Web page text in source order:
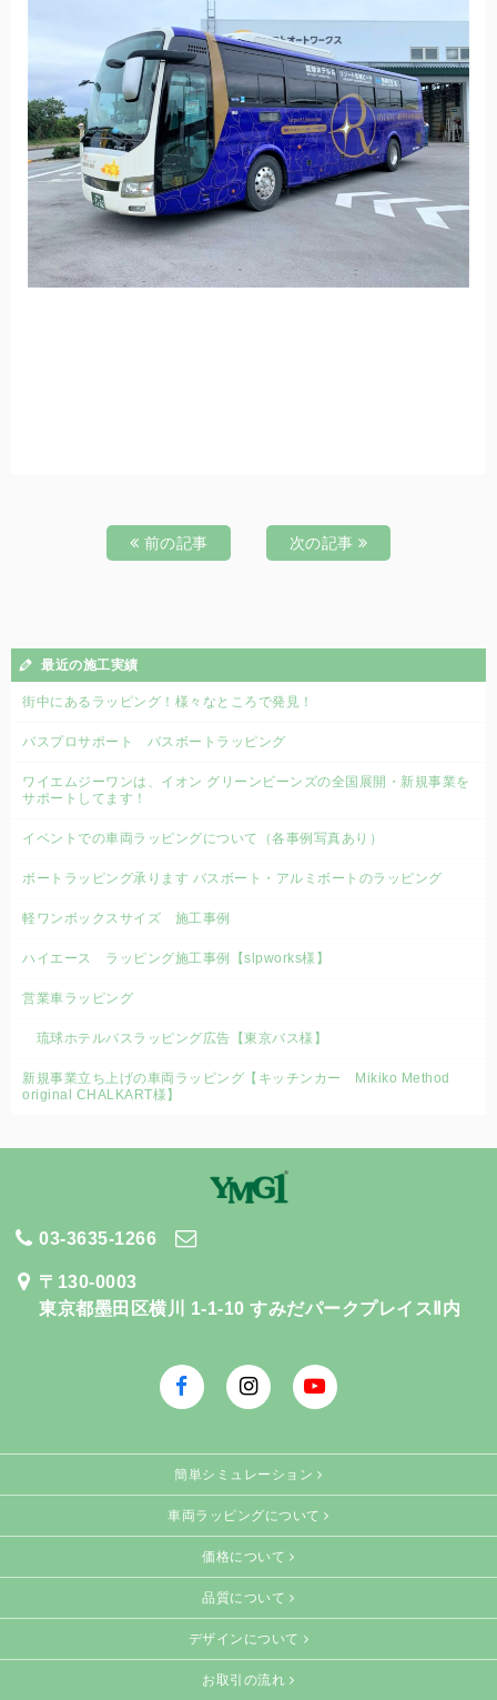
前の記事 次の記事
最近の施工実績
街中にあるラッピング！様々なところで発見！
バスプロサポート バスボートラッピング
ワイエムジーワンは、イオン グリーンビーンズの全国展開・新規事業を
サポートしてます！
イベントでの車両ラッピングについて（各事例写真あり）
ボートラッピング承ります バスボート・アルミボートのラッピング
軽ワンボックスサイズ 施工事例
ハイエース ラッピング施工事例【slpworks様】
営業車ラッピング
琉球ホテルバスラッピング広告【東京バス様】
新規事業立ち上げの車両ラッピング【キッチンカー Mikiko Method
original CHALKART様】
03-3635-1266
〒130-0003
東京都墨田区横川 1-1-10 すみだパークプレイスⅡ内
facebook Instagram
簡単シミュレーション
車両ラッピングについて
価格について
品質について
デザインについて
お取引の流れ